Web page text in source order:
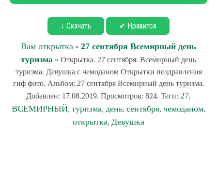
↓ Скачать ✔ Нравится
Вам открытка » 27 сентября Всемирный день
туризма » Открытка. 27 сентября. Всемирный день
туризма. Девушка с чемоданом Открытки поздравления
гиф фото. Альбом: 27 сентября Всемирный день туризма.
Добавлен: 17.08.2019. Просмотров: 824. Теги: 27,
ВСЕМИРНЫЙ, туризма, день, сентября, чемоданом,
открытка, Девушка